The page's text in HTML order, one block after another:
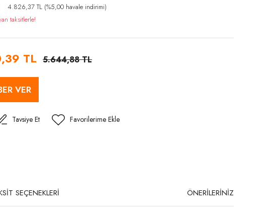
4.826,37 TL (%5,00 havale indirimi)
taksitlerle!
TL 5.644,88 TL
VER
Tavsiye Et
SEÇENEKLERİ ÖNERİLERİNİZ